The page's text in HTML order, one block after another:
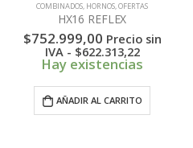
COMBINADOS, HORNOS,OFERTAS
HX16 REFLEX
$752.999,00 Precio sin
IVA - $622.313,22
Hay existencias
AÑADIR AL CARRITO